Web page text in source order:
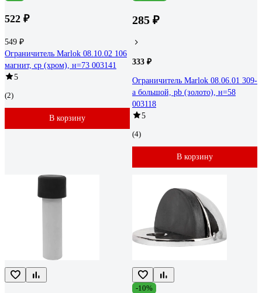
522 ₽
549 ₽
Ограничитель Marlok 08.10.02 106
магнит, cp (хром), н=73 003141
5
(2)
В корзину
285 ₽
333 ₽
Ограничитель Marlok 08.06.01 309-
a большой, pb (золото), н=58
003118
5
(4)
В корзину
-10%